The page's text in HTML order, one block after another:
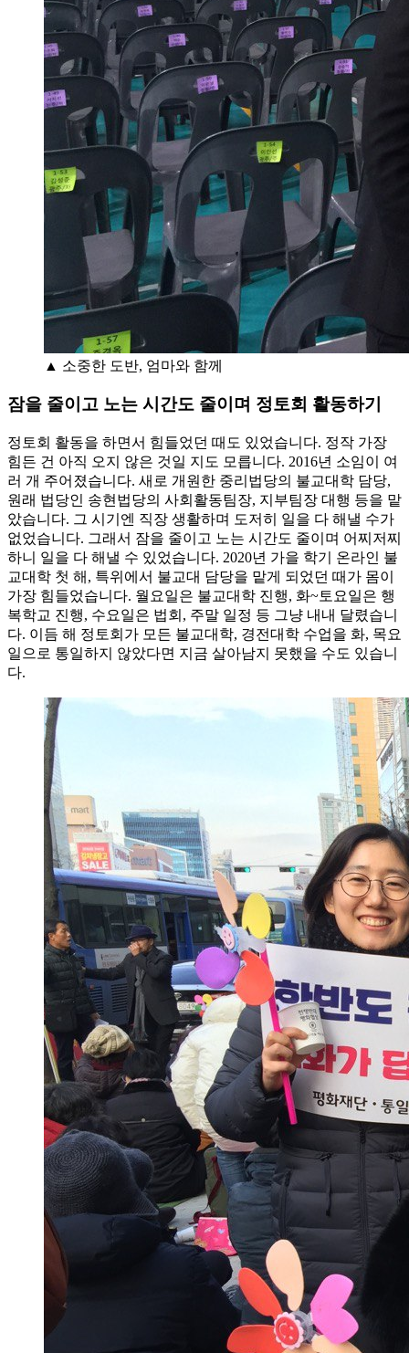
▲ 소중한 도반, 엄마와 함께
잠을 줄이고 노는 시간도 줄이며 정토회 활동하기
정토회 활동을 하면서 힘들었던 때도 있었습니다. 정작 가장
힘든 건 아직 오지 않은 것일 지도 모릅니다. 2016년 소임이 여
러 개 주어졌습니다. 새로 개원한 중리법당의 불교대학 담당,
원래 법당인 송현법당의 사회활동팀장, 지부팀장 대행 등을 맡
았습니다. 그 시기엔 직장 생활하며 도저히 일을 다 해낼 수가
없었습니다. 그래서 잠을 줄이고 노는 시간도 줄이며 어찌저찌
하니 일을 다 해낼 수 있었습니다. 2020년 가을 학기 온라인 불
교대학 첫 해, 특위에서 불교대 담당을 맡게 되었던 때가 몸이
가장 힘들었습니다. 월요일은 불교대학 진행, 화~토요일은 행
복학교 진행, 수요일은 법회, 주말 일정 등 그냥 내내 달렸습니
다. 이듬 해 정토회가 모든 불교대학, 경전대학 수업을 화, 목요
일으로 통일하지 않았다면 지금 살아남지 못했을 수도 있습니
다.